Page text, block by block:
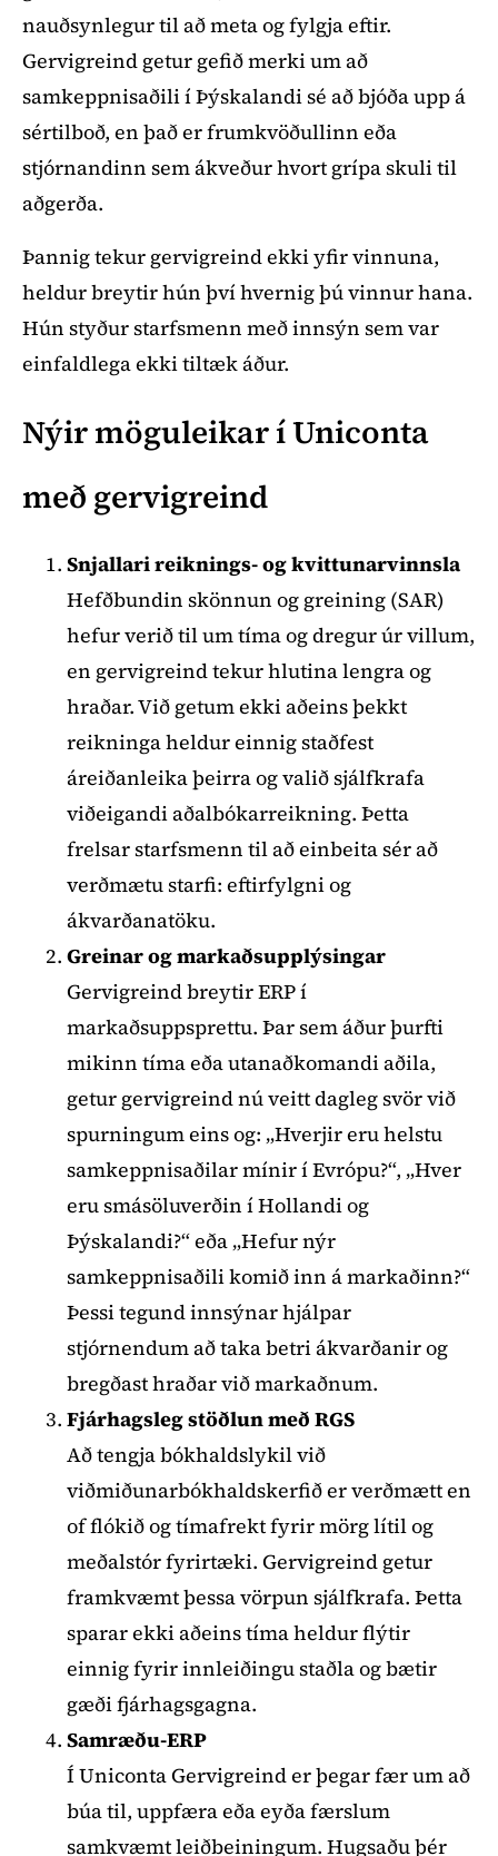
nauðsynlegur til að meta og fylgja eftir.
Gervigreind getur gefið merki um að
samkeppnisaðili í Þýskalandi sé að bjóða upp á
sértilboð, en það er frumkvöðullinn eða
stjórnandinn sem ákveður hvort grípa skuli til
aðgerða.
Þannig tekur gervigreind ekki yfir vinnuna,
heldur breytir hún því hvernig þú vinnur hana.
Hún styður starfsmenn með innsýn sem var
einfaldlega ekki tiltæk áður.
Nýir möguleikar í Uniconta
með gervigreind
Snjallari reiknings- og kvittunarvinnsla
Hefðbundin skönnun og greining (SAR)
hefur verið til um tíma og dregur úr villum,
en gervigreind tekur hlutina lengra og
hraðar. Við getum ekki aðeins þekkt
reikninga heldur einnig staðfest
áreiðanleika þeirra og valið sjálfkrafa
viðeigandi aðalbókarreikning. Þetta
frelsar starfsmenn til að einbeita sér að
verðmætu starfi: eftirfylgni og
ákvarðanatöku.
Greinar og markaðsupplýsingar
Gervigreind breytir ERP í
markaðsuppsprettu. Þar sem áður þurfti
mikinn tíma eða utanaðkomandi aðila,
getur gervigreind nú veitt dagleg svör við
spurningum eins og: „Hverjir eru helstu
samkeppnisaðilar mínir í Evrópu?“, „Hver
eru smásöluverðin í Hollandi og
Þýskalandi?“ eða „Hefur nýr
samkeppnisaðili komið inn á markaðinn?“
Þessi tegund innsýnar hjálpar
stjórnendum að taka betri ákvarðanir og
bregðast hraðar við markaðnum.
Fjárhagsleg stöðlun með RGS
Að tengja bókhaldslykil við
viðmiðunarbókhaldskerfið er verðmætt en
of flókið og tímafrekt fyrir mörg lítil og
meðalstór fyrirtæki. Gervigreind getur
framkvæmt þessa vörpun sjálfkrafa. Þetta
sparar ekki aðeins tíma heldur flýtir
einnig fyrir innleiðingu staðla og bætir
gæði fjárhagsgagna.
Samræðu-ERP
Í Uniconta Gervigreind er þegar fær um að
búa til, uppfæra eða eyða færslum
samkvæmt leiðbeiningum. Hugsaðu þér